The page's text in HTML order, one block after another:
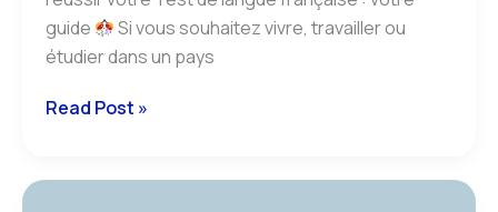
guide
Si vous souhaitez vivre, travailler ou
étudier dans un pays
Read Post »